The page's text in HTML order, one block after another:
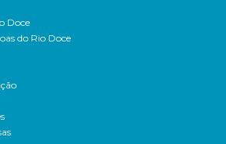
Doce
do Rio Doce